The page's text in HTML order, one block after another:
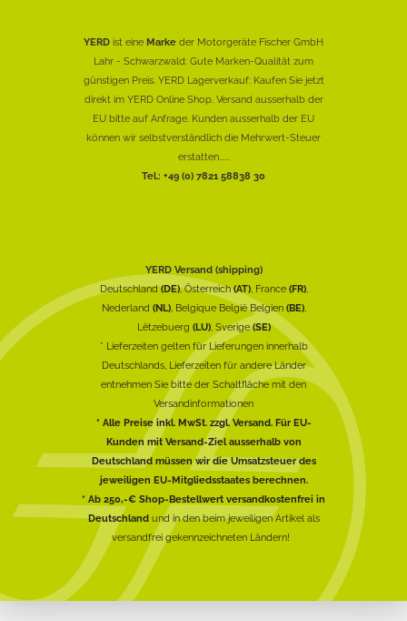
YERD ist eine Marke der Motorgeräte Fischer GmbH
Lahr - Schwarzwald: Gute Marken-Qualität zum
günstigen Preis. YERD Lagerverkauf: Kaufen Sie jetzt
direkt im YERD Online Shop. Versand ausserhalb der
EU bitte auf Anfrage. Kunden ausserhalb der EU
können wir selbstverständlich die Mehrwert-Steuer
erstatten......
Tel.: +49 (0) 7821 58838 30
YERD Versand (shipping)
Deutschland(DE), Österreich(AT), France (FR),
Nederland (NL), Belgique België Belgien (BE),
Lëtzebuerg (LU), Sverige(SE)
* Lieferzeiten gelten für Lieferungen innerhalb
Deutschlands, Lieferzeiten für andere Länder
entnehmen Sie bitte der Schaltfläche mit den
Versandinformationen
* Alle Preise inkl. MwSt. zzgl. Versand. Für EU-
Kunden mit Versand-Ziel ausserhalb von
Deutschland müssen wir die Umsatzsteuer des
jeweiligen EU-Mitgliedsstaates berechnen.
* Ab 250,-€ Shop-Bestellwert versandkostenfrei in
Deutschlandund in den beim jeweiligen Artikel als
versandfrei gekennzeichneten Ländern!